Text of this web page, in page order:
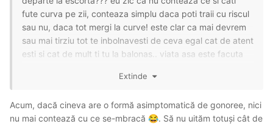
fute curva pe zii, conteaza simplu daca poti traii cu riscul
sau nu, daca tot mergi la curve! este clar ca mai devrem
sau mai tirziu tot te inbolnavesti de ceva egal cat de atent
esti si cat de mult ti tu la balonas.. viata asa este facuta
ai trecut de calduri si nu sa mai scoala
Extinde
Acum, dacă cineva are o formă asimptomatică de gonoree, nici
nu mai contează cu ce se-mbracă 😂. Să nu uităm totuși cât de